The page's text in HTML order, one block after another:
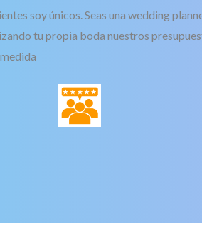
soy únicos. Seas una wedding
tu propia boda nuestros